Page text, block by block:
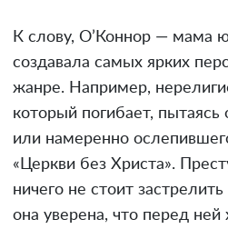
К слову, О’Коннор — мама
создавала самых ярких
жанре. Например,
который погибает, пытаясь
или намеренно
«Церкви без Христа».
ничего не стоит
она уверена, что перед